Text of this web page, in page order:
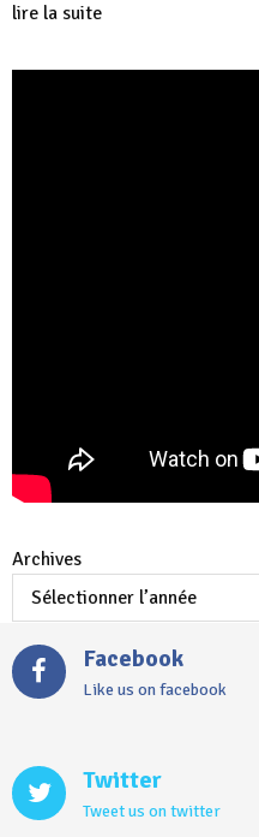
lire la suite
Archives
Facebook
Like us on facebook
Twitter
Tweet us on twitter